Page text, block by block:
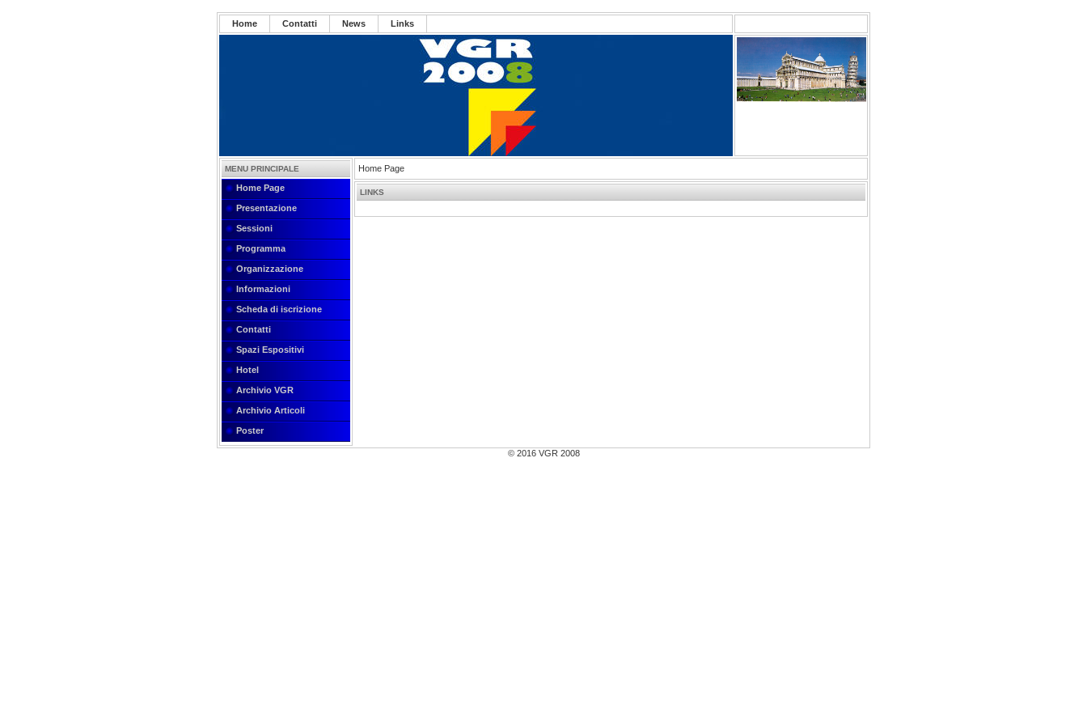
Home Contatti News Links
MENU PRINCIPALE
Home Page
Presentazione
Sessioni
Programma
Organizzazione
Informazioni
Scheda di iscrizione
Contatti
Spazi Espositivi
Hotel
Archivio VGR
Archivio Articoli
Poster
Home Page
LINKS
© 2016 VGR 2008